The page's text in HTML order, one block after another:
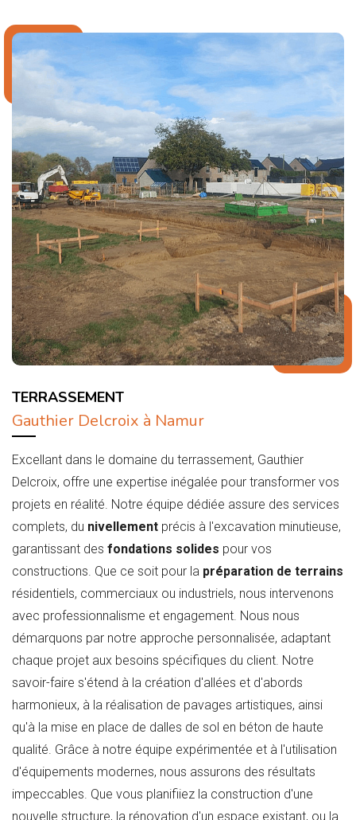
TERRASSEMENT
Gauthier Delcroix à Namur
Excellant dans le domaine du terrassement, Gauthier
Delcroix, offre une expertise inégalée pour transformer vos
projets en réalité. Notre équipe dédiée assure des services
complets, du nivellement précis à l'excavation minutieuse,
garantissant des fondations solides pour vos
constructions. Que ce soit pour la préparation de terrains
résidentiels, commerciaux ou industriels, nous intervenons
avec professionnalisme et engagement. Nous nous
démarquons par notre approche personnalisée, adaptant
chaque projet aux besoins spécifiques du client. Notre
savoir-faire s'étend à la création d'allées et d'abords
harmonieux, à la réalisation de pavages artistiques, ainsi
qu'à la mise en place de dalles de sol en béton de haute
qualité. Grâce à notre équipe expérimentée et à l'utilisation
d'équipements modernes, nous assurons des résultats
impeccables. Que vous planifiiez la construction d'une
nouvelle structure, la rénovation d'un espace existant, ou la